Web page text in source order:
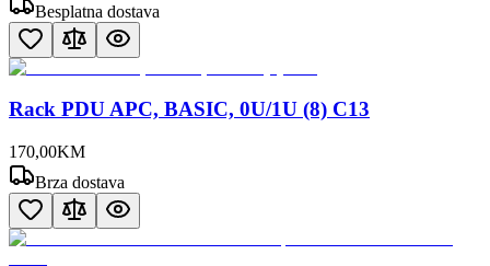
Besplatna dostava
Rack PDU APC, BASIC, 0U/1U (8) C13
170,00KM
Brza dostava